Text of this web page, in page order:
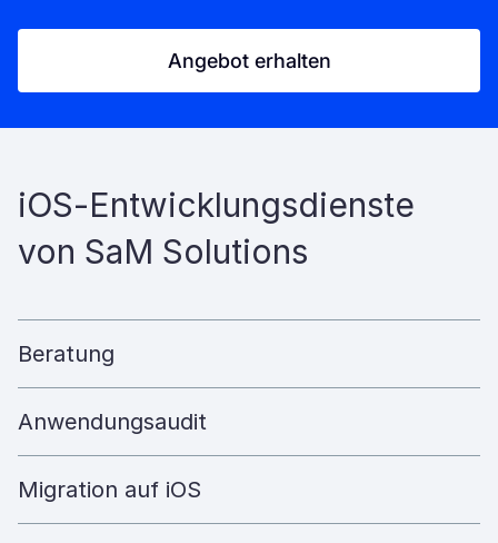
Angebot erhalten
iOS-Entwicklungsdienste
von SaM Solutions
Beratung
Anwendungsaudit
Migration auf iOS